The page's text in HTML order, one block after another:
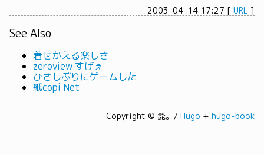
2003-04-14 17:27 [ URL ]
See Also
着せかえる楽しさ
zeroview すげぇ
ひさしぶりにゲームした
紙copi Net
Copyright © 髭。/ Hugo + hugo-book